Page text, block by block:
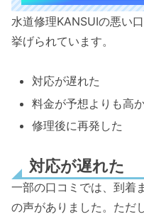
水道修理KANSUIの悪い
挙げられています。
対応が遅れた
料金が予想よりも高
修理後に再発した
対応が遅れた
一部の口コミでは、到着
の声がありました。ただ